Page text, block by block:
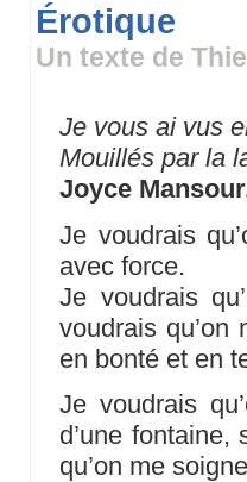
Érotique
Un texte de
Je vous ai vus
Mouillés par la
Joyce
Je voudrais
avec force.
Je voudrais
voudrais qu’on
en bonté et en
Je voudrais
d’une fontaine,
qu’on me